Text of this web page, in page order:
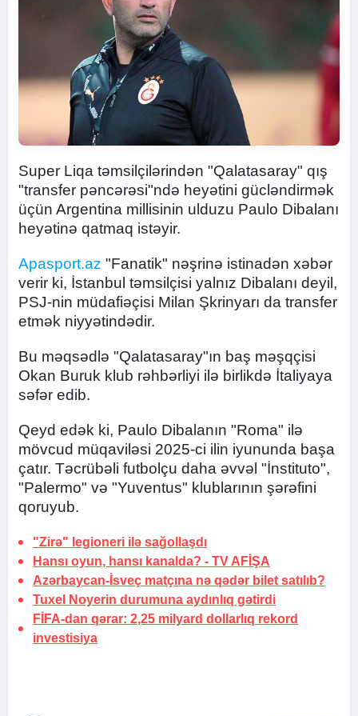
Super Liqa təmsilçilərindən "Qalatasaray" qış
"transfer pəncərəsi"ndə heyətini gücləndirmək
üçün Argentina millisinin ulduzu Paulo Dibalanı
heyətinə qatmaq istəyir.
Apasport.az "Fanatik" nəşrinə istinadən xəbər
verir ki, İstanbul təmsilçisi yalnız Dibalanı deyil,
PSJ-nin müdafiəçisi Milan Şkrinyarı da transfer
etmək niyyətindədir.
Bu məqsədlə "Qalatasaray"ın baş məşqçisi
Okan Buruk klub rəhbərliyi ilə birlikdə İtaliyaya
səfər edib.
Qeyd edək ki, Paulo Dibalanın "Roma" ilə
mövcud müqaviləsi 2025-ci ilin iyununda başa
çatır. Təcrübəli futbolçu daha əvvəl "İnstituto",
"Palermo" və "Yuventus" klublarının şərəfini
qoruyub.
"Zirə" legioneri ilə sağollaşdı
Hansı oyun, hansı kanalda? - TV AFİŞA
Azərbaycan-İsveç matçına nə qədər bilet satılıb?
Tuxel Noyerin durumuna aydınlıq gətirdi
FİFA-dan qərar: 2,25 milyard dollarlıq rekord
investisiya